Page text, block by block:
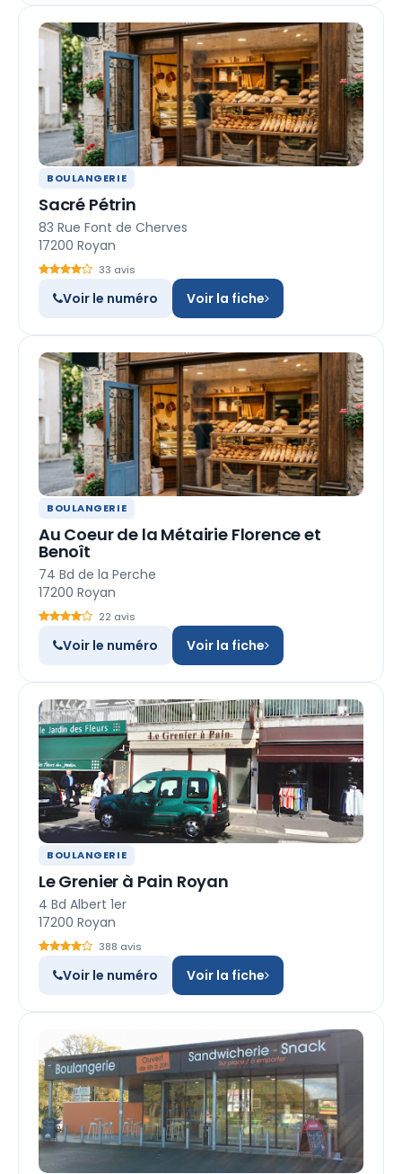
BOULANGERIE
Sacré Pétrin
83 Rue Font de Cherves
17200 Royan
33 avis
Voir le numéro Voir la fiche
BOULANGERIE
Au Coeur de la Métairie Florence et
Benoît
74 Bd de la Perche
17200 Royan
22 avis
Voir le numéro Voir la fiche
BOULANGERIE
Le Grenier à Pain Royan
4 Bd Albert 1er
17200 Royan
388 avis
Voir le numéro Voir la fiche